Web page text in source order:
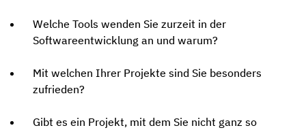
Welche Tools wenden Sie zurzeit in der
Softwareentwicklung an und warum?
Mit welchen Ihrer Projekte sind Sie besonders
zufrieden?
Gibt es ein Projekt, mit dem Sie nicht ganz so